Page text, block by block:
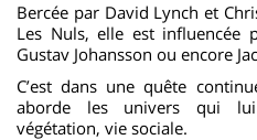
Bercée par David Lynch et
Les Nuls, elle est influencée
Gustav Johansson ou encore
C’est dans une quête
aborde les univers qui lui
végétation, vie sociale.